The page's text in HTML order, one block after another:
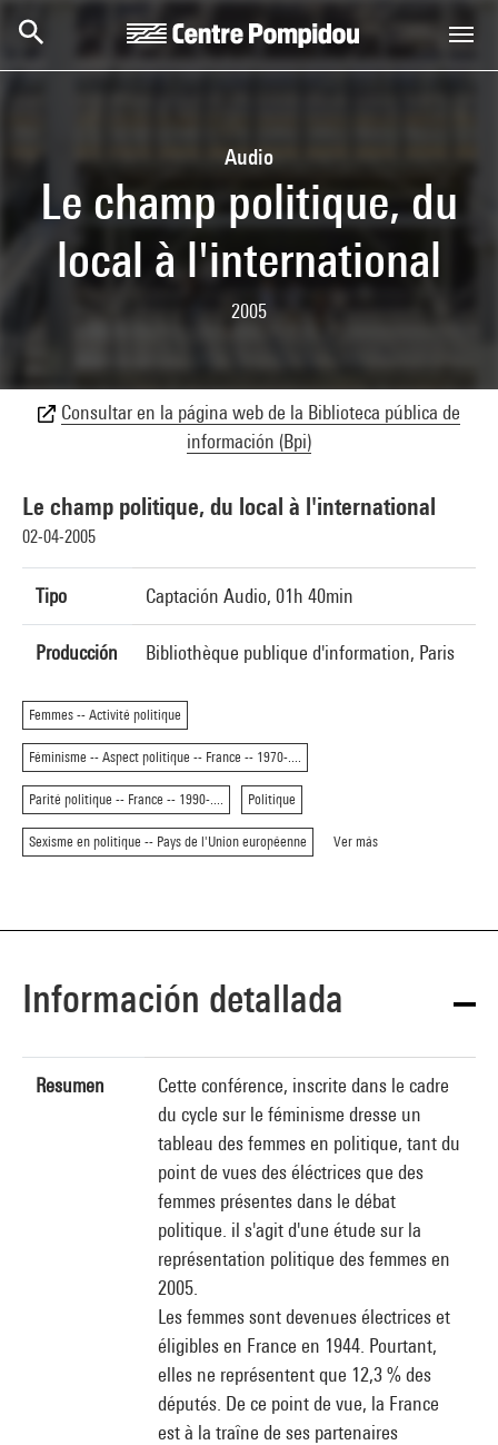
Audio
Le champ politique, du
local à l'international
2005
Consultar en la página web de la Biblioteca pública de
información (Bpi)
Le champ politique, du local à l'international
02-04-2005
Tipo Captación Audio, 01h 40min
Producción Bibliothèque publique d'information, Paris
Femmes -- Activité politique
Féminisme -- Aspect politique -- France -- 1970-....
Parité politique -- France -- 1990-.... Politique
Sexisme en politique -- Pays de l'Union européenne Ver más
Información detallada
Resumen
Cette conférence, inscrite dans le cadre
du cycle sur le féminisme dresse un
tableau des femmes en politique, tant du
point de vues des éléctrices que des
femmes présentes dans le débat
politique. il s'agit d'une étude sur la
représentation politique des femmes en
2005.
Les femmes sont devenues électrices et
éligibles en France en 1944. Pourtant,
elles ne représentent que 12,3 % des
députés. De ce point de vue, la France
est à la traîne de ses partenaires